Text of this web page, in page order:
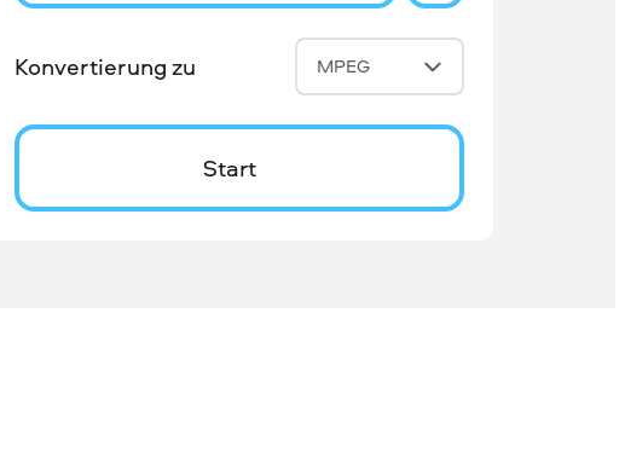
Konvertierung zu MPEG
Start